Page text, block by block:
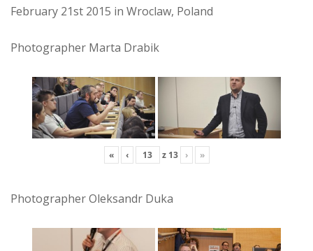
February 21st 2015 in Wroclaw, Poland
Photographer Marta Drabik
« ‹ z 13 › »
Photographer Oleksandr Duka